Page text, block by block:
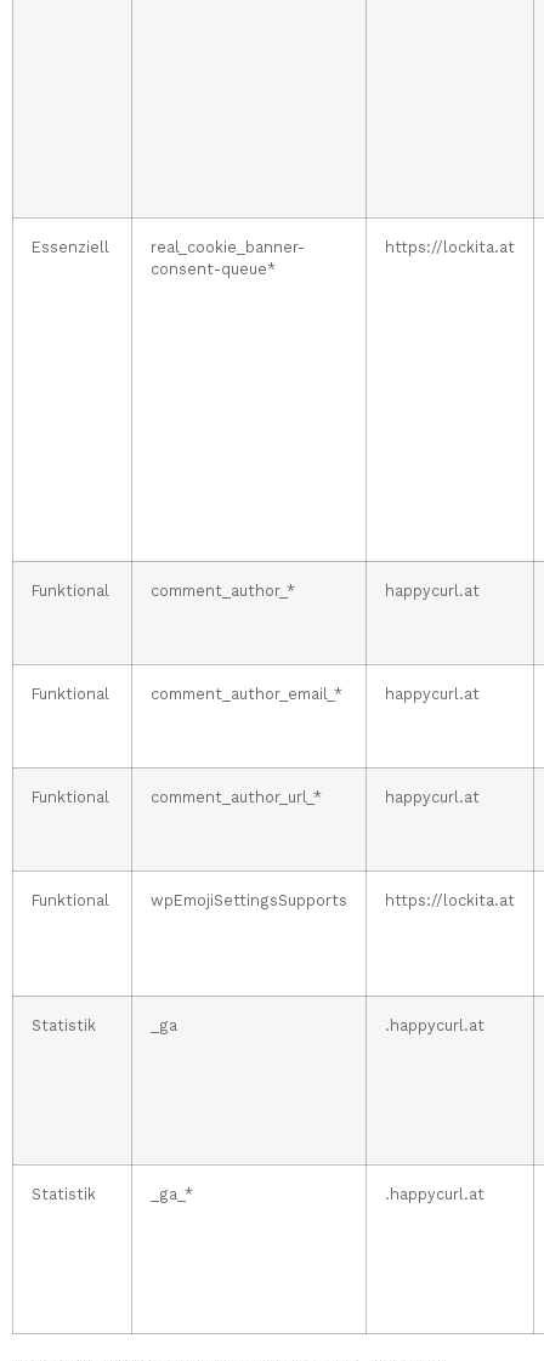
Essenziell
real_cookie_banner-
consent-queue*
https://lockita.at
Funktional comment_author_* happycurl.at
Funktional comment_author_email_* happycurl.at
Funktional comment_author_url_* happycurl.at
Funktional wpEmojiSettingsSupports https://lockita.at
Statistik _ga .happycurl.at
Statistik _ga_* .happycurl.at